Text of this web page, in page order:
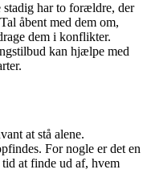
stadig har to forældre, der
åbent med dem om,
dem i konflikter.
kan hjælpe med
at stå alene.
For nogle er det en
at finde ud af, hvem